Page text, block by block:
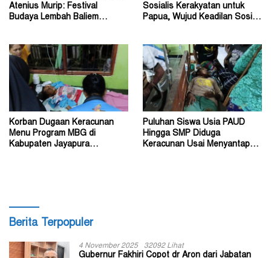
Atenius Murip: Festival
Budaya Lembah Baliem
Sosialis Kerakyatan untuk
Papua, Wujud Keadilan Sosial
Korban Dugaan Keracunan
Menu Program MBG di
Kabupaten Jayapura
Puluhan Siswa Usia PAUD
Hingga SMP Diduga
Keracunan Usai Menyantap
Berita Terpopuler
4 November 2025 32092 Lihat
Gubernur Fakhiri Copot dr Aron dari Jabatan